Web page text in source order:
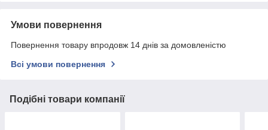
Умови повернення
Повернення товару впродовж 14 днів за домовленістю
Всі умови повернення
Подібні товари компанії